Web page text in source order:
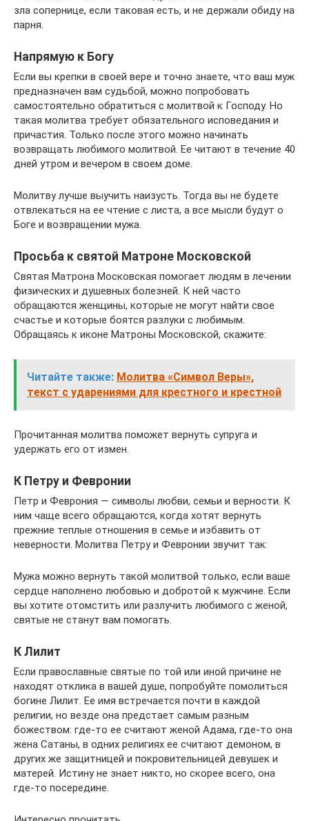
зла сопернице, если таковая есть, и не держали обиду на
парня.
Напрямую к Богу
Если вы крепки в своей вере и точно знаете, что ваш муж
предназначен вам судьбой, можно попробовать
самостоятельно обратиться с молитвой к Господу. Но
такая молитва требует обязательного исповедания и
причастия. Только после этого можно начинать
возвращать любимого молитвой. Ее читают в течение 40
дней утром и вечером в своем доме.
Молитву лучше выучить наизусть. Тогда вы не будете
отвлекаться на ее чтение с листа, а все мысли будут о
Боге и возвращении мужа.
Просьба к святой Матроне Московской
Святая Матрона Московская помогает людям в лечении
физических и душевных болезней. К ней часто
обращаются женщины, которые не могут найти свое
счастье и которые боятся разлуки с любимым.
Обращаясь к иконе Матроны Московской, скажите:
Читайте также: Молитва «Символ Веры»,
текст с ударениями для крестного и крестной
Прочитанная молитва поможет вернуть супруга и
удержать его от измен.
К Петру и Февронии
Петр и Феврония — символы любви, семьи и верности. К
ним чаще всего обращаются, когда хотят вернуть
прежние теплые отношения в семье и избавить от
неверности. Молитва Петру и Февронии звучит так:
Мужа можно вернуть такой молитвой только, если ваше
сердце наполнено любовью и добротой к мужчине. Если
вы хотите отомстить или разлучить любимого с женой,
святые не станут вам помогать.
К Лилит
Если православные святые по той или иной причине не
находят отклика в вашей душе, попробуйте помолиться
богине Лилит. Ее имя встречается почти в каждой
религии, но везде она предстает самым разным
божеством: где-то ее считают женой Адама, где-то она
жена Сатаны, в одних религиях ее считают демоном, в
других же защитницей и покровительницей девушек и
матерей. Истину не знает никто, но скорее всего, она
где-то посередине.